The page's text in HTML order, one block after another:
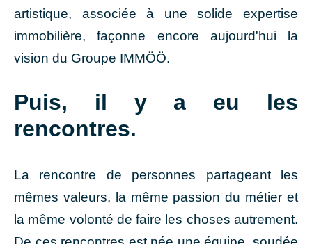
artistique, associée à une solide expertise
immobilière, façonne encore aujourd'hui la
vision du Groupe IMMÖÖ.
Puis, il y a eu les
rencontres.
La rencontre de personnes partageant les
mêmes valeurs, la même passion du métier et
la même volonté de faire les choses autrement.